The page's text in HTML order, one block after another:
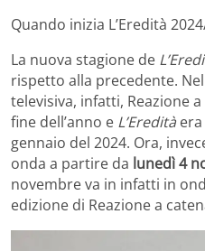
Quando inizia L’Eredità
La nuova stagione de
rispetto alla precedente.
televisiva, infatti, Reazione
fine dell’anno e L’Eredità
gennaio del 2024. Ora,
onda a partire da lunedì 4
novembre va in infatti in
edizione di Reazione a